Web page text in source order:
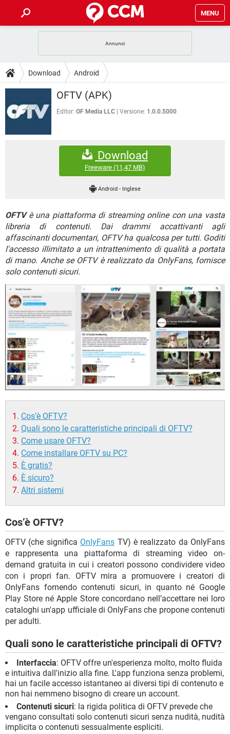
MENU
INTRATTENIMENTO
INSTAGRAM WHATSAPP
GUIDE
COVID-19
INTRATTENIMENTO
iOS
FACEBOOK
COVID-19 GAMING
WINDOWS 10
WHATSAPP
FORUM
ANDROID
WINDOWS 10
WHATSAPP
HARDWARE
GAMING
INSTAGRAM WHATSAPP
TIKTOK FACEBOOK
HARDWARE
Download Android
OFTV (APK)
Editor: OF Media LLC Versione: 1.0.0.5000
Download
Freeware (11,47 MB)
Android- Inglese
OFTVè una piattaforma di streaming online con una vasta
libreria di contenuti. Dai drammi accattivanti agli
affascinanti documentari, OFTV ha qualcosa per tutti. Goditi
l'accesso illimitato a un intrattenimento di qualità a portata
di mano. Anche se OFTV è realizzato da OnlyFans, fornisce
solo contenuti sicuri.
Cos’è OFTV?
Quali sono le caratteristiche principali di OFTV?
Come usare OFTV?
Come installare OFTV su PC?
È gratis?
È sicuro?
Altri sistemi
Cos’è OFTV?
OFTV (che significa OnlyFans TV) è realizzato da OnlyFans
e rappresenta una piattaforma di streaming video on-
demand gratuita in cui i creatori possono condividere video
con i propri fan. OFTV mira a promuovere i creatori di
OnlyFans fornendo contenuti sicuri, in quanto né Google
Play Store né Apple Store concordano nell’accettare nei loro
cataloghi un'app ufficiale di OnlyFans che propone contenuti
per adulti.
Quali sono le caratteristiche principali di OFTV?
Interfaccia: OFTV offre un'esperienza molto, molto fluida
e intuitiva dall'inizio alla fine. L'app funziona senza problemi,
hai un facile accesso istantaneo ai diversi tipi di contenuto e
non hai nemmeno bisogno di creare un account.
Contenuti sicuri: la rigida politica di OFTV prevede che
vengano consultati solo contenuti sicuri senza nudità, nudità
implicita o contenuti sessualmente espliciti.